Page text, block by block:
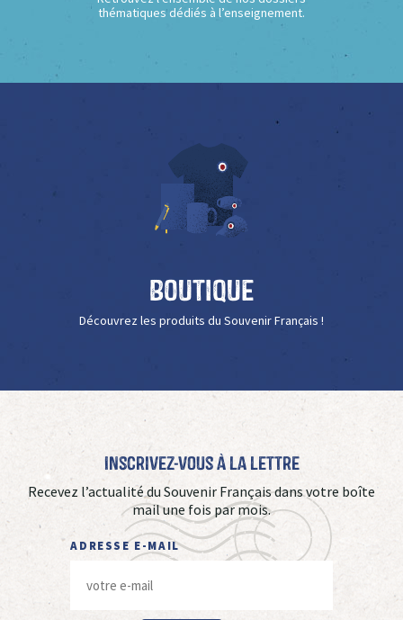
thématiques dédiés à l’enseignement.
Boutique
Découvrez les produits du Souvenir Français !
Inscrivez-vous à La Lettre
Recevez l’actualité du Souvenir Français dans votre boîte
mail une fois par mois.
ADRESSE E-MAIL